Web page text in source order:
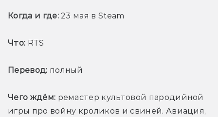
Когда и где: 23 мая в Steam
Что: RTS
Перевод: полный
Чего ждём: ремастер культовой пародийной
игры про войну кроликов и свиней. Авиация,